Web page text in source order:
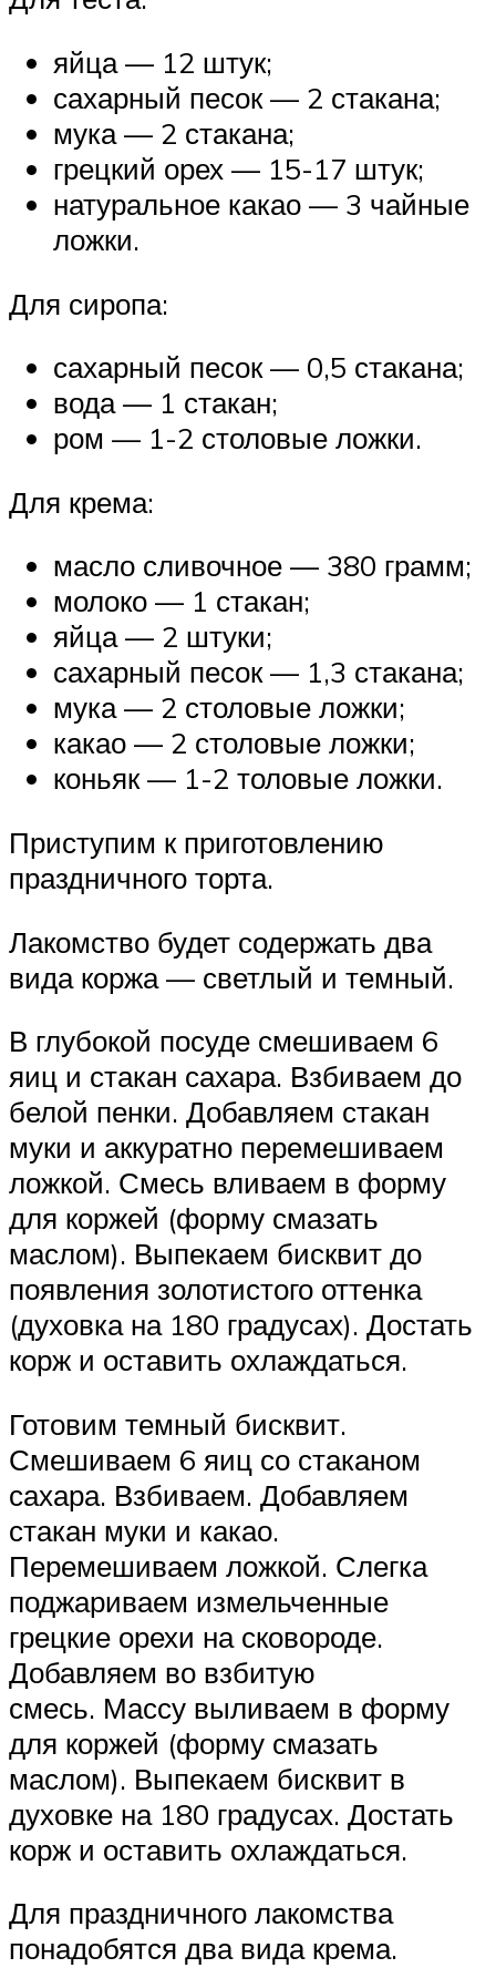
яйца — 12 штук;
сахарный песок — 2 стакана;
мука — 2 стакана;
грецкий орех — 15-17 штук;
натуральное какао — 3 чайные
ложки.
Для сиропа:
сахарный песок — 0,5 стакана;
вода — 1 стакан;
ром — 1-2 столовые ложки.
Для крема:
масло сливочное — 380 грамм;
молоко — 1 стакан;
яйца — 2 штуки;
сахарный песок — 1,3 стакана;
мука — 2 столовые ложки;
какао — 2 столовые ложки;
коньяк — 1-2 толовые ложки.
Приступим к приготовлению
праздничного торта.
Лакомство будет содержать два
вида коржа — светлый и темный.
В глубокой посуде смешиваем 6
яиц и стакан сахара. Взбиваем до
белой пенки. Добавляем стакан
муки и аккуратно перемешиваем
ложкой. Смесь вливаем в форму
для коржей (форму смазать
маслом). Выпекаем бисквит до
появления золотистого оттенка
(духовка на 180 градусах). Достать
корж и оставить охлаждаться.
Готовим темный бисквит.
Смешиваем 6 яиц со стаканом
сахара. Взбиваем. Добавляем
стакан муки и какао.
Перемешиваем ложкой. Слегка
поджариваем измельченные
грецкие орехи на сковороде.
Добавляем во взбитую
смесь. Массу выливаем в форму
для коржей (форму смазать
маслом). Выпекаем бисквит в
духовке на 180 градусах. Достать
корж и оставить охлаждаться.
Для праздничного лакомства
понадобятся два вида крема.